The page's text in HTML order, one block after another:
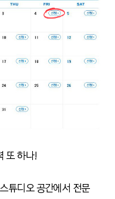
또 하나!
튜디오 공간에서 전문